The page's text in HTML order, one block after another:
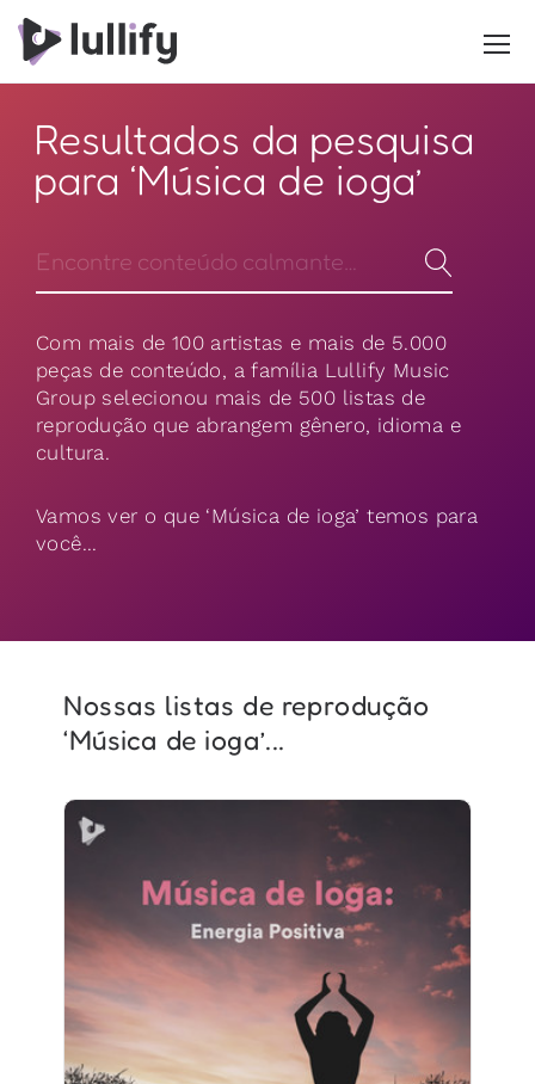
Resultados da pesquisa
para ‘Música de ioga’
Com mais de 100 artistas e mais de 5.000
peças de conteúdo, a família Lullify Music
Group selecionou mais de 500 listas de
reprodução que abrangem gênero, idioma e
cultura.
Vamos ver o que ‘Música de ioga’ temos para
você...
Nossas listas de reprodução
‘Música de ioga’...
Música de Ioga: Energia